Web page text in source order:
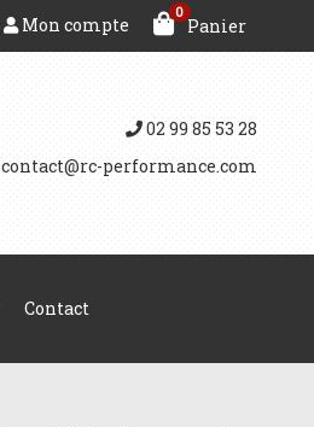
0
Panier
Mon compte
02 99 85 53 28
contact@rc-performance.com
Contact